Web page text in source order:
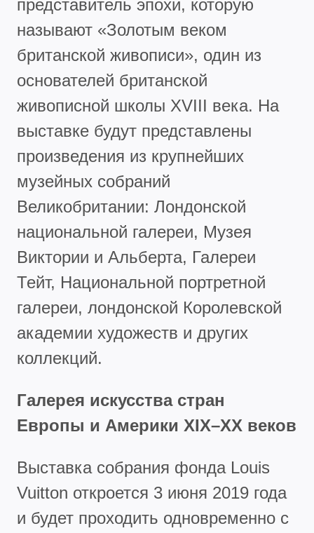
представитель эпохи, которую
называют «Золотым веком
британской живописи», один из
основателей британской
живописной школы XVIII века. На
выставке будут представлены
произведения из крупнейших
музейных собраний
Великобритании: Лондонской
национальной галереи, Музея
Виктории и Альберта, Галереи
Тейт, Национальной портретной
галереи, лондонской Королевской
академии художеств и других
коллекций.
Галерея искусства стран
Европы и Америки XIX–XX веков
Выставка собрания фонда Louis
Vuitton откроется 3 июня 2019 года
и будет проходить одновременно с